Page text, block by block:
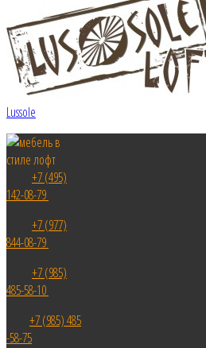
Lussole
+7 (495)
142-08-79
+7 (977)
844-08-79
+7 (985)
485-58-10
+7 (985) 485
-58-75